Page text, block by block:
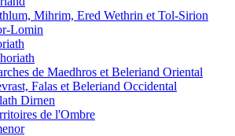
Mihrim, Ered Wethrin et Tol-Sirion
Lomin
de Maedhros et Beleriand Oriental
Falas et Beleriand Occidental
Dirnen
de l'Ombre